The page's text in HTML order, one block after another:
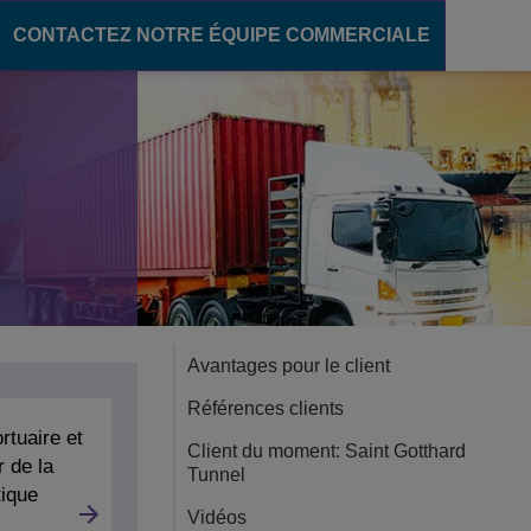
CONTACTEZ NOTRE ÉQUIPE COMMERCIALE
pour le secteur de l'éducation
numérique
et
de la
Avantages pour le client
Références clients
Client du moment: Saint Gotthard
Tunnel
Vidéos